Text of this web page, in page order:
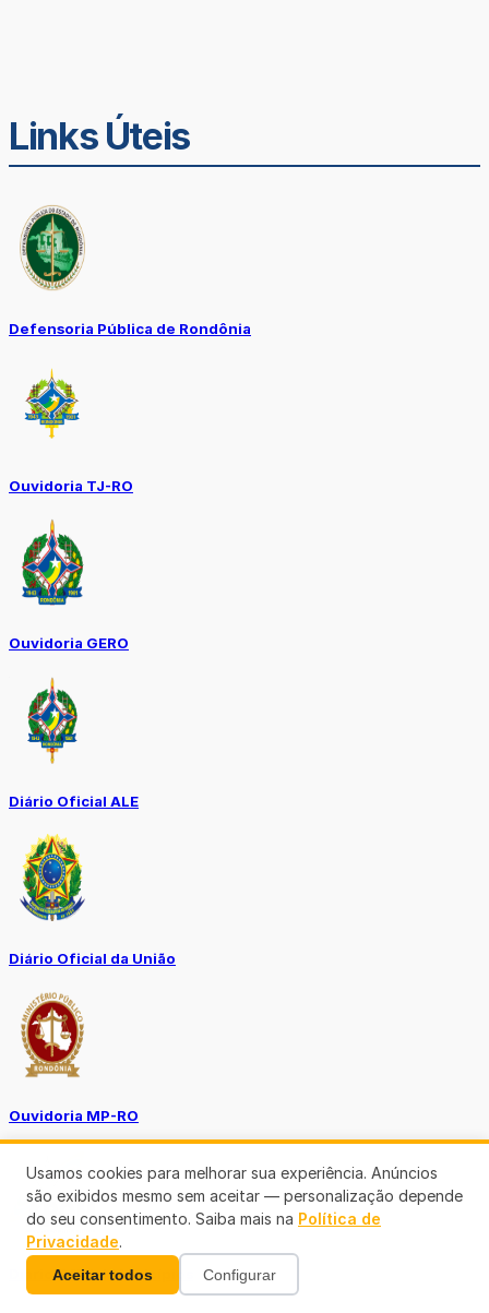
Links Úteis
Defensoria Pública de Rondônia
Ouvidoria TJ-RO
Ouvidoria GERO
Diário Oficial ALE
Diário Oficial da União
Ouvidoria MP-RO
Diário Oficial Municípios
Usamos cookies para melhorar sua experiência. Anúncios
são exibidos mesmo sem aceitar — personalização depende
do seu consentimento. Saiba mais na Política de
Privacidade.
Aceitar todos Configurar